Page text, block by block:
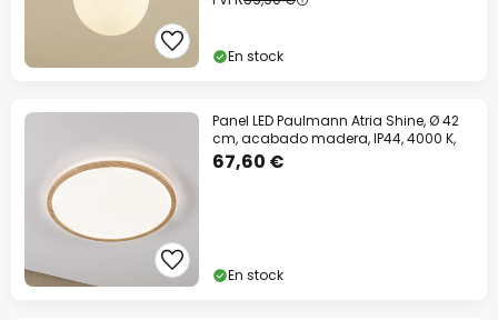
En stock
Panel LED Paulmann Atria Shine, Ø 42
cm, acabado madera, IP44, 4000 K,
67,60 €
En stock